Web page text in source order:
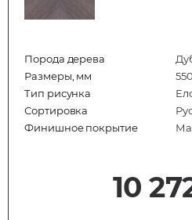
Порода дерева
Размеры, мм
Тип рисунка
Сортировка
Финишное покрытие
10